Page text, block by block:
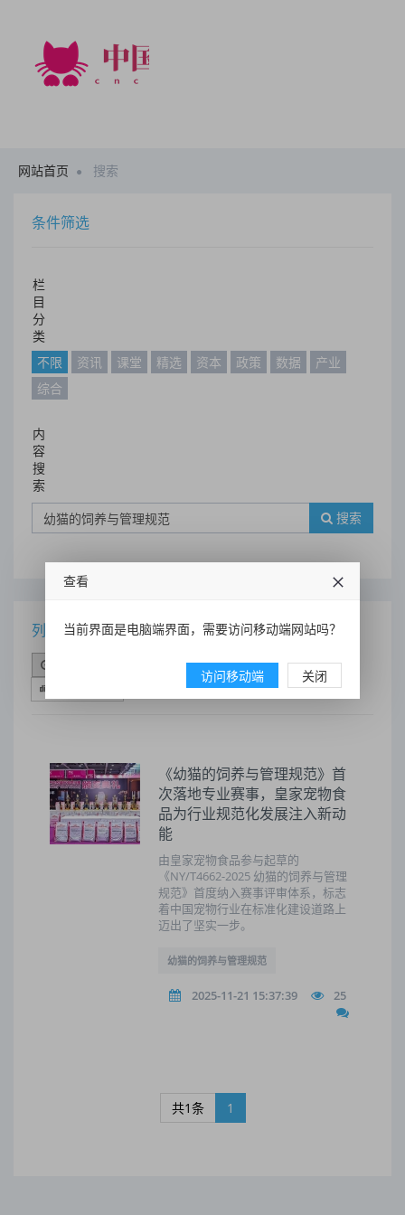
网站首页 搜索
条件筛选
栏
目
分
类
不限
资讯 课堂 精选 资本 政策 数据
产业
综合
内
容
搜
索
搜索
列表
评论排序
评分排序
《幼猫的饲养与管理规范》首
次落地专业赛事，皇家宠物食
品为行业规范化发展注入新动
能
由皇家宠物食品参与起草的
《NY/T4662-2025 幼猫的饲养与管理
规范》首度纳入赛事评审体系，标志
着中国宠物行业在标准化建设道路上
迈出了坚实一步。
幼猫的饲养与管理规范
2025-11-21 15:37:39 25
共1条 1
查看
当前界面是电脑端界面，需要访问移动端网站吗？
访问移动端 关闭